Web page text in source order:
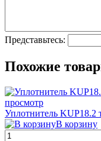
Представьтесь:
Похожие
просмотр
Уплотнитель
В корзину